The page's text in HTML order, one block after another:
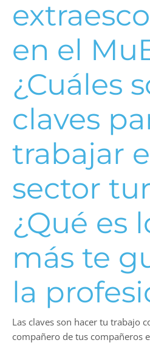
en el
¿Cuáles
claves
trabajar
sector
¿Qué es
más te
la
Las claves son hacer tu trabajo
compañero de tus compañeros